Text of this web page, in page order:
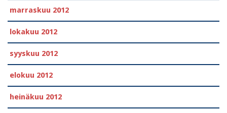
marraskuu 2012
lokakuu 2012
syyskuu 2012
elokuu 2012
heinäkuu 2012